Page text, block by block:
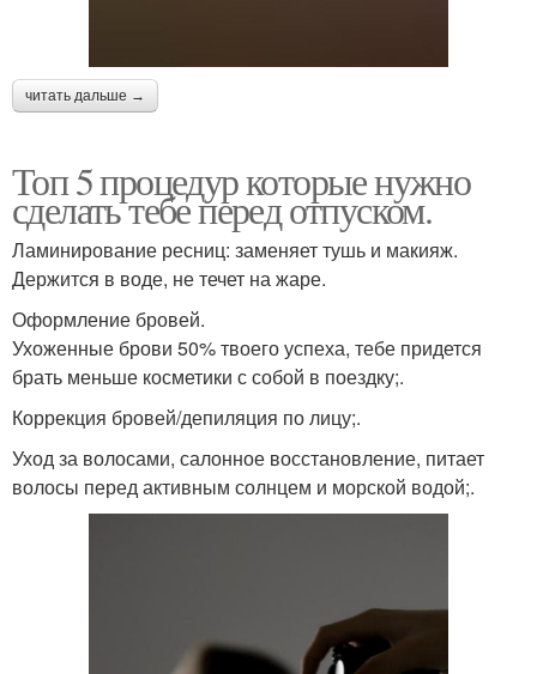
читать дальше →
Топ 5 процедур которые нужно
сделать тебе перед отпуском.
Ламинирование ресниц: заменяет тушь и макияж.
Держится в воде, не течет на жаре.
Оформление бровей.
Ухоженные брови 50% твоего успеха, тебе придется
брать меньше косметики с собой в поездку;.
Коррекция бровей/депиляция по лицу;.
Уход за волосами, салонное восстановление, питает
волосы перед активным солнцем и морской водой;.